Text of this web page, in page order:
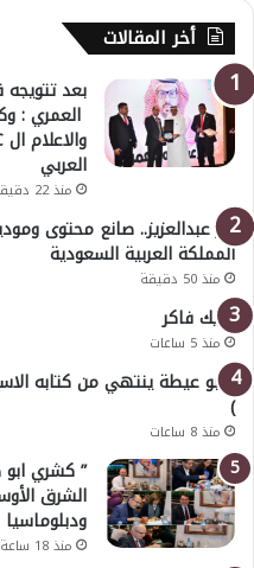
أخر المقالات
بعد
العمري :
العربي
منذ 22 دقيقة
بدر عبدالعزيز.. صانع محتوى
المملكة العربية السعودية
منذ 50 دقيقة
خليك فاكر
منذ 5 ساعات
( أبو عيطة ينتهي من كتابه
)
منذ 8 ساعات
” كشري
منذ 18 ساعة